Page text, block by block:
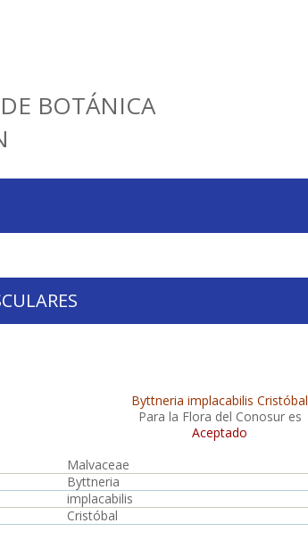
BOTÁNICA
Byttneria implacabilis Cristóbal
Para la Flora del Conosur es
Aceptado
Malvaceae
Byttneria
implacabilis
Cristóbal